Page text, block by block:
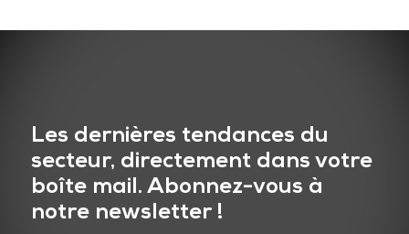
Les dernières tendances du
secteur, directement dans votre
boîte mail. Abonnez-vous à
notre newsletter !